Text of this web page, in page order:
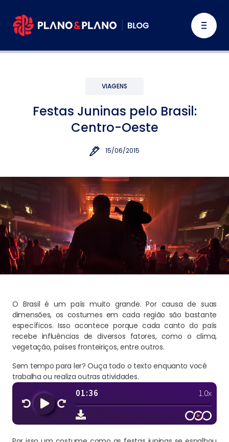
VIAGENS
Festas Juninas pelo Brasil:
Centro-Oeste
15/06/2015
O Brasil é um país muito grande. Por causa de suas
dimensões, os costumes em cada região são bastante
específicos. Isso acontece porque cada canto do país
recebe influências de diversos fatores, como o clima,
vegetação, países fronteiriços, entre outros.
Sem tempo para ler? Ouça todo o texto enquanto você
trabalha ou realiza outras atividades.